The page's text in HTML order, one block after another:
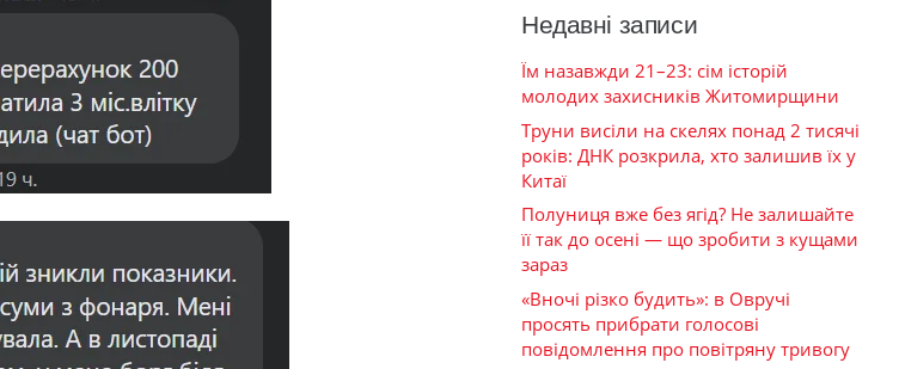
Недавні записи
Їм назавжди 21–23: сім історій
молодих захисників Житомирщини
Труни висіли на скелях понад 2 тисячі
років: ДНК розкрила, хто залишив їх у
Китаї
Полуниця вже без ягід? Не залишайте
її так до осені — що зробити з кущами
зараз
«Вночі різко будить»: в Овручі
просять прибрати голосові
повідомлення про повітряну тривогу